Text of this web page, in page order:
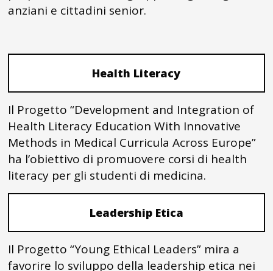
anziani e cittadini senior.
Health Literacy
Il Progetto “Development and Integration of
Health Literacy Education With Innovative
Methods in Medical Curricula Across Europe”
ha l’obiettivo di promuovere corsi di health
literacy per gli studenti di medicina.
Leadership Etica
Il Progetto “Young Ethical Leaders” mira a
favorire lo sviluppo della leadership etica nei